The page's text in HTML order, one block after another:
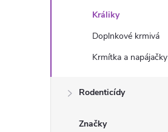
Králiky
Doplnkové krmivá
Krmítka a napájačky
Rodenticídy
Značky